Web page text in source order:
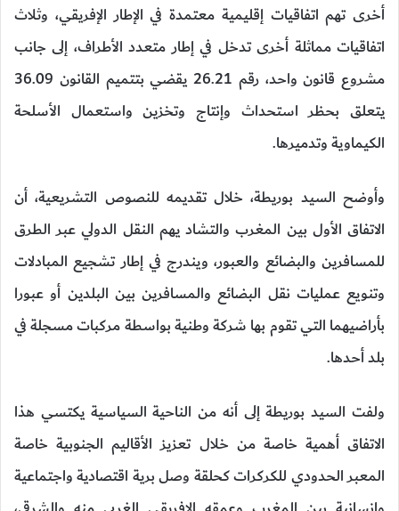
أخرى تهم اتفاقيات إقليمية معتمدة في الإطار الإفريقي، وثلاث
اتفاقيات مماثلة أخرى تدخل في إطار متعدد الأطراف، إلى جانب
مشروع قانون واحد، رقم 26.21 يقضي بتتميم القانون 36.09
يتعلق بحظر استحداث وإنتاج وتخزين واستعمال الأسلحة
الكيماوية وتدميرها.
وأوضح السيد بوريطة، خلال تقديمه للنصوص التشريعية، أن
الاتفاق الأول بين المغرب والتشاد يهم النقل الدولي عبر الطرق
للمسافرين والبضائع والعبور، ويندرج في إطار تشجيع المبادلات
وتنويع عمليات نقل البضائع والمسافرين بين البلدين أو عبورا
بأراضيهما التي تقوم بها شركة وطنية بواسطة مركبات مسجلة في
بلد أحدها.
ولفت السيد بوريطة إلى أنه من الناحية السياسية يكتسي هذا
الاتفاق أهمية خاصة من خلال تعزيز الأقاليم الجنوبية خاصة
المعبر الحدودي للكركرات كحلقة وصل برية اقتصادية واجتماعية